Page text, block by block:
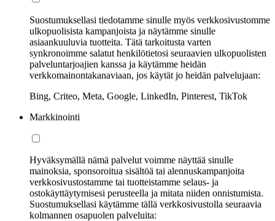
Suostumuksellasi tiedotamme sinulle myös verkkosivustomme
ulkopuolisista kampanjoista ja näytämme sinulle
asiaankuuluvia tuotteita. Tätä tarkoitusta varten
synkronoimme salatut henkilötietosi seuraavien ulkopuolisten
palveluntarjoajien kanssa ja käytämme heidän
verkkomainontakanaviaan, jos käytät jo heidän palvelujaan:
Bing, Criteo, Meta, Google, LinkedIn, Pinterest, TikTok
Markkinointi
Hyväksymällä nämä palvelut voimme näyttää sinulle
mainoksia, sponsoroitua sisältöä tai alennuskampanjoita
verkkosivustostamme tai tuotteistamme selaus- ja
ostokäyttäytymisesi perusteella ja mitata niiden onnistumista.
Suostumuksellasi käytämme tällä verkkosivustolla seuraavia
kolmannen osapuolen palveluita: